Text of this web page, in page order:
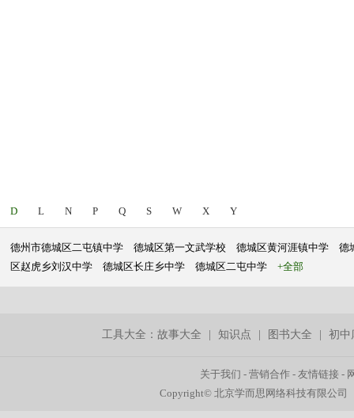
D L N P Q S W X Y
德州市德城区二屯镇中学 德城区第一文武学校 德城区黄河涯镇中学
德
区赵虎乡刘汉中学
德城区长庄乡中学 德城区二屯中学 +全部
工具大全：故事大全 |知识点 图书大全 |初中
关于我们 -营销合作 -友情链接 -
Copyright© 北京学而思网络科技有限公司